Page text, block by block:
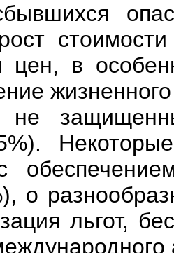
цен, в
не
о
льгот,